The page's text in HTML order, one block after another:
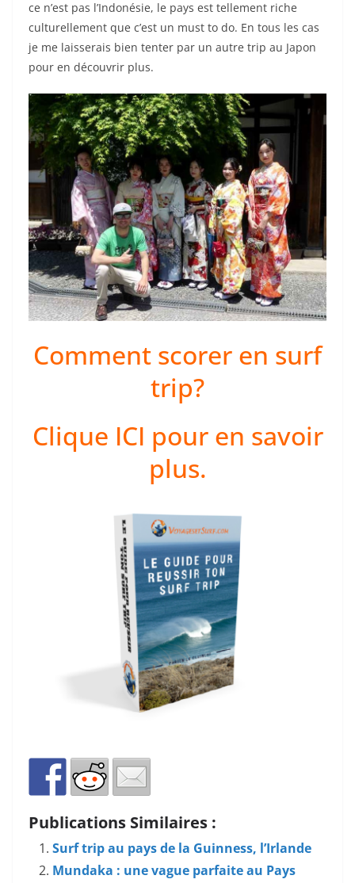
ce n’est pas l’Indonésie, le pays est tellement riche
culturellement que c’est un must to do. En tous les cas
je me laisserais bien tenter par un autre trip au Japon
pour en découvrir plus.
Comment scorer en surf
trip?
Clique ICI pour en savoir
plus.
Publications Similaires :
Surf trip au pays de la Guinness, l’Irlande
Mundaka : une vague parfaite au Pays